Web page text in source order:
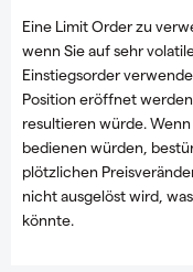
Eine Limit Order zu
wenn Sie auf sehr
Einstiegsorder
Position eröffnet
resultieren würde.
bedienen würden,
plötzlichen
nicht ausgelöst wird,
könnte.